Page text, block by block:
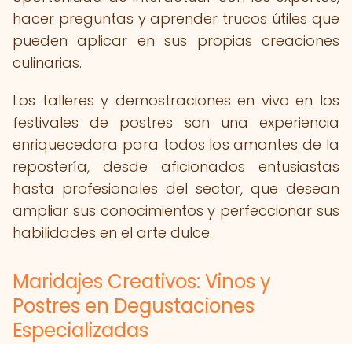
hacer preguntas y aprender trucos útiles que
pueden aplicar en sus propias creaciones
culinarias.
Los talleres y demostraciones en vivo en los
festivales de postres son una experiencia
enriquecedora para todos los amantes de la
repostería, desde aficionados entusiastas
hasta profesionales del sector, que desean
ampliar sus conocimientos y perfeccionar sus
habilidades en el arte dulce.
Maridajes Creativos: Vinos y
Postres en Degustaciones
Especializadas